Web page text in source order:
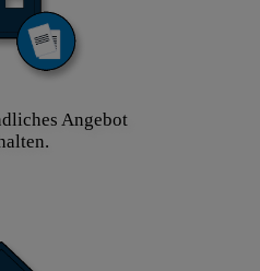
Angebot